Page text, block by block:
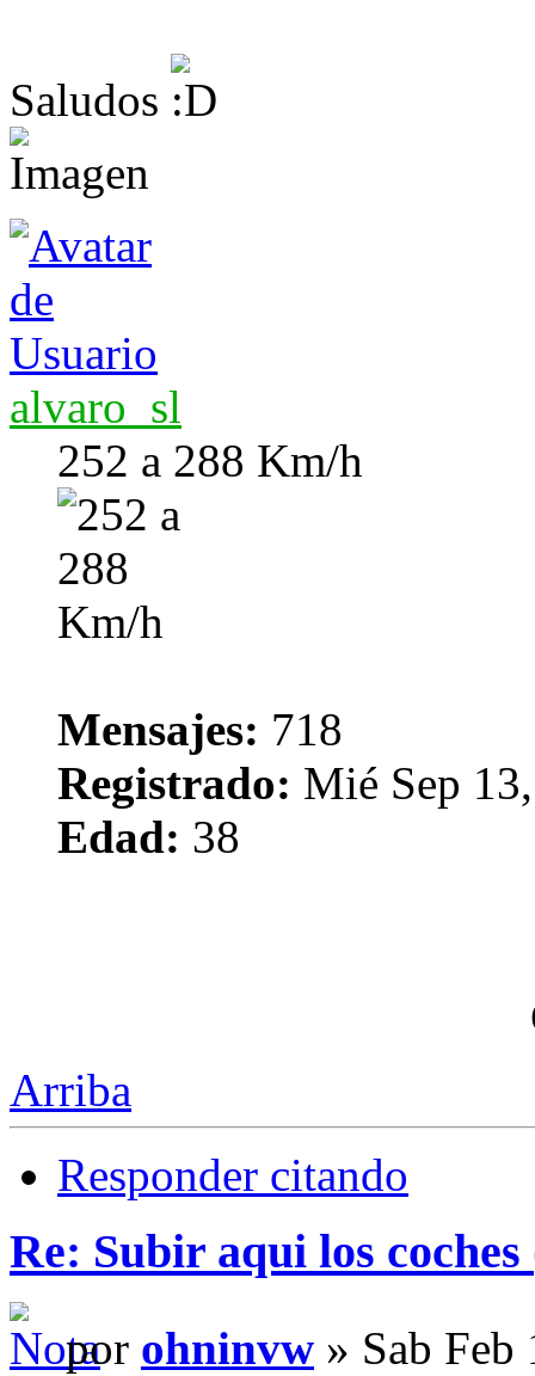
Saludos
alvaro_sl
252 a 288 Km/h
Mensajes: 718
Registrado: Mié Sep
Edad: 38
Arriba
Responder citando
Re: Subir aqui los
por ohninvw » Sab Feb